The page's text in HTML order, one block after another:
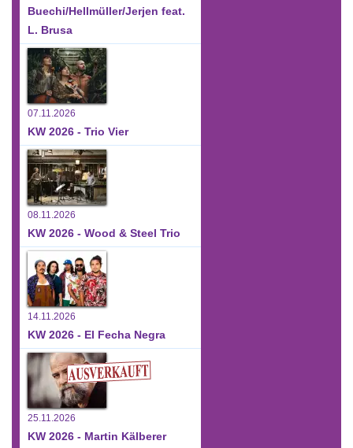
Buechi/Hellmüller/Jerjen feat.
L. Brusa
07.11.2026
KW 2026 - Trio Vier
08.11.2026
KW 2026 - Wood & Steel Trio
14.11.2026
KW 2026 - El Fecha Negra
25.11.2026
KW 2026 - Martin Kälberer